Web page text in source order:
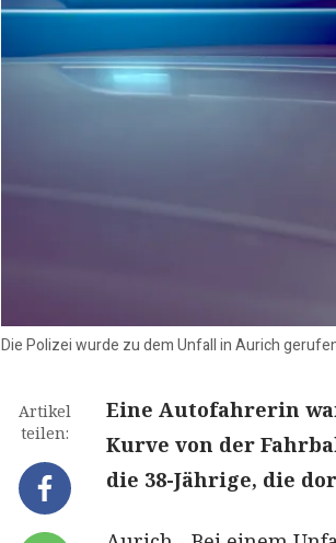
Die Polizei wurde zu dem Unfall in Aurich
Artikel
teilen:
Eine Autofahrerin
Kurve von der
die 38-Jährige, die